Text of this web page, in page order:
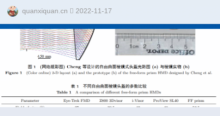
立于2017年，旨在征求患者、護理人員和患者權益方在醫療設備的
監管和使用方面的意見，并促進以患者為中心的護理文化。...
quanxiquan.cn 2022-11-17